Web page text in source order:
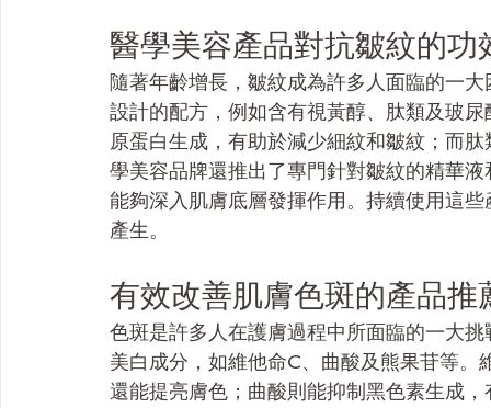
醫學美容產品對抗皺紋的功
隨著年齡增長，皺紋成為許多人面臨的一
設計的配方，例如含有視黃醇、肽類及玻
原蛋白生成，有助於減少細紋和皺紋；而
學美容品牌還推出了專門針對皺紋的精華
能夠深入肌膚底層發揮作用。持續使用這
產生。
有效改善肌膚色斑的產品推
色斑是許多人在護膚過程中所面臨的一大
美白成分，如維他命C、曲酸及熊果苷等
還能提亮膚色；曲酸則能抑制黑色素生成